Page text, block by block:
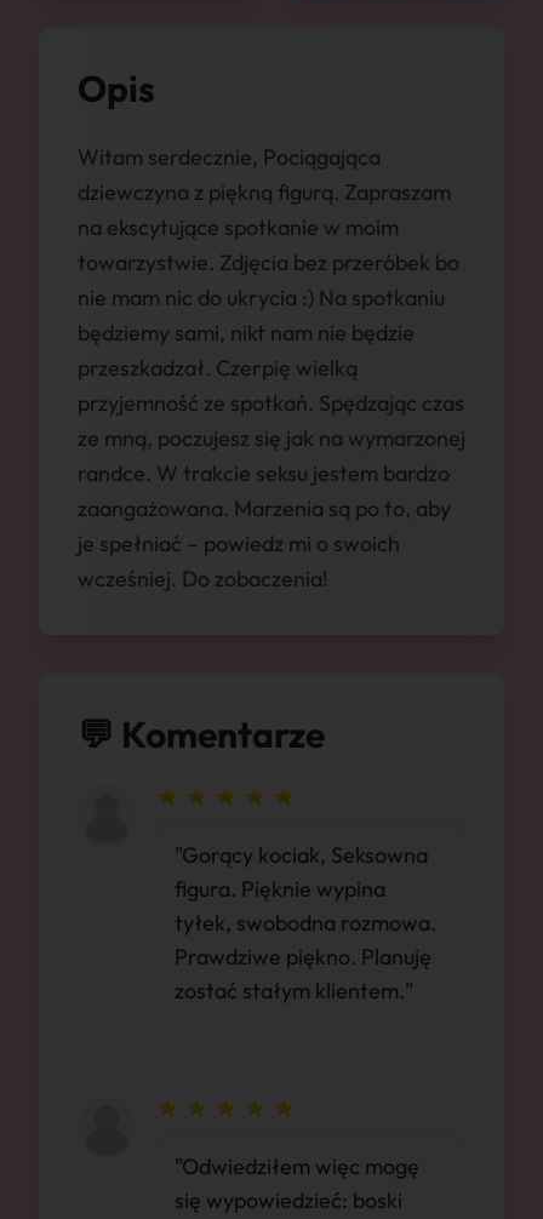
Opis
Witam serdecznie, Pociągająca
dziewczyna z piękną figurą. Zapraszam
na ekscytujące spotkanie w moim
towarzystwie. Zdjęcia bez przeróbek bo
nie mam nic do ukrycia :) Na spotkaniu
będziemy sami, nikt nam nie będzie
przeszkadzał. Czerpię wielką
przyjemność ze spotkań. Spędzając czas
ze mną, poczujesz się jak na wymarzonej
randce. W trakcie seksu jestem bardzo
zaangażowana. Marzenia są po to, aby
je spełniać – powiedz mi o swoich
wcześniej. Do zobaczenia!
💬 Komentarze
"Gorący kociak, Seksowna
figura. Pięknie wypina
tyłek, swobodna rozmowa.
Prawdziwe piękno. Planuję
zostać stałym klientem."
"Odwiedziłem więc mogę
się wypowiedzieć: boski